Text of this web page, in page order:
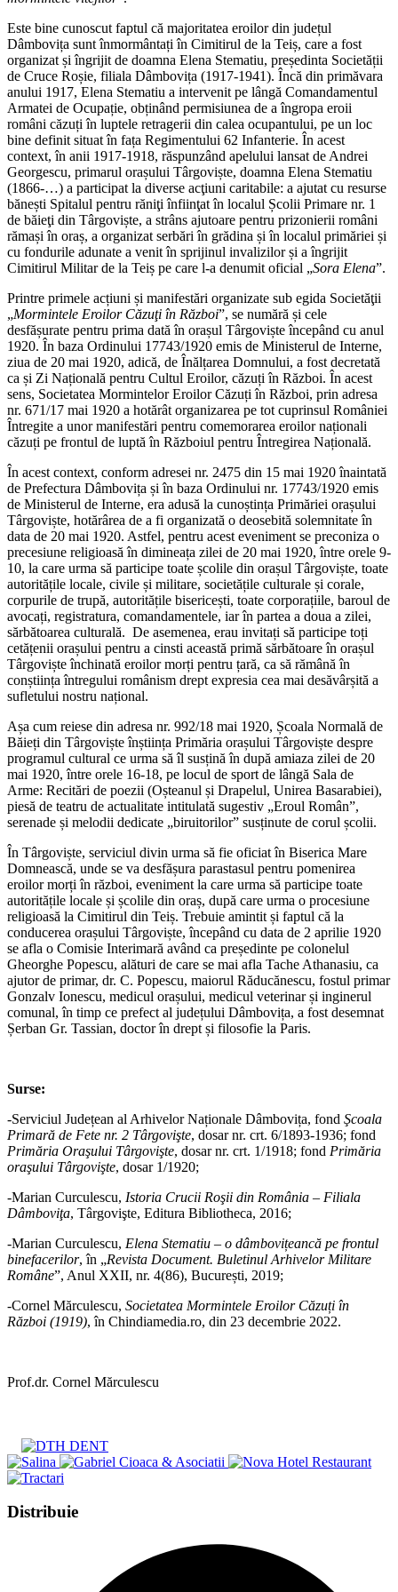
Este bine cunoscut faptul că majoritatea eroilor din județul
Dâmbovița sunt înmormântați în Cimitirul de la Teiș, care a fost
organizat și îngrijit de doamna Elena Stematiu, președinta Societății
de Cruce Roșie, filiala Dâmbovița (1917-1941). Încă din primăvara
anului 1917, Elena Stematiu a intervenit pe lângă Comandamentul
Armatei de Ocupație, obținând permisiunea de a îngropa eroii
români căzuți în luptele retragerii din calea ocupantului, pe un loc
bine definit situat în fața Regimentului 62 Infanterie. În acest
context, în anii 1917-1918, răspunzând apelului lansat de Andrei
Georgescu, primarul orașului Târgoviște, doamna Elena Stematiu
(1866-…) a participat la diverse acţiuni caritabile: a ajutat cu resurse
bănești Spitalul pentru răniţi înfiinţat în localul Școlii Primare nr. 1
de băieţi din Târgoviște, a strâns ajutoare pentru prizonierii români
rămași în oraș, a organizat serbări în grădina și în localul primăriei și
cu fondurile adunate a venit în sprijinul invalizilor și a îngrijit
Cimitirul Militar de la Teiș pe care l-a denumit oficial „Sora Elena”.
Printre primele acțiuni și manifestări organizate sub egida Societăţii
„Mormintele Eroilor Căzuţi în Război”, se numără și cele
desfășurate pentru prima dată în orașul Târgoviște începând cu anul
1920. În baza Ordinului 17743/1920 emis de Ministerul de Interne,
ziua de 20 mai 1920, adică, de Înălțarea Domnului, a fost decretată
ca și Zi Națională pentru Cultul Eroilor, căzuți în Război. În acest
sens, Societatea Mormintelor Eroilor Căzuți în Război, prin adresa
nr. 671/17 mai 1920 a hotărât organizarea pe tot cuprinsul României
Întregite a unor manifestări pentru comemorarea eroilor naționali
căzuți pe frontul de luptă în Războiul pentru Întregirea Națională.
În acest context, conform adresei nr. 2475 din 15 mai 1920 înaintată
de Prefectura Dâmbovița și în baza Ordinului nr. 17743/1920 emis
de Ministerul de Interne, era adusă la cunoștința Primăriei orașului
Târgoviște, hotărârea de a fi organizată o deosebită solemnitate în
data de 20 mai 1920. Astfel, pentru acest eveniment se preconiza o
precesiune religioasă în dimineața zilei de 20 mai 1920, între orele 9-
10, la care urma să participe toate școlile din orașul Târgoviște, toate
autoritățile locale, civile și militare, societățile culturale și corale,
corpurile de trupă, autoritățile bisericești, toate corporațiile, baroul de
avocați, registratura, comandamentele, iar în partea a doua a zilei,
sărbătoarea culturală. De asemenea, erau invitați să participe toți
cetățenii orașului pentru a cinsti această primă sărbătoare în orașul
Târgoviște închinată eroilor morți pentru țară, ca să rămână în
conștiința întregului românism drept expresia cea mai desăvârșită a
sufletului nostru național.
Așa cum reiese din adresa nr. 992/18 mai 1920, Școala Normală de
Băieți din Târgoviște înștiința Primăria orașului Târgoviște despre
programul cultural ce urma să îl susțină în după amiaza zilei de 20
mai 1920, între orele 16-18, pe locul de sport de lângă Sala de
Arme: Recitări de poezii (Oșteanul și Drapelul, Unirea Basarabiei),
piesă de teatru de actualitate intitulată sugestiv „Eroul Român”,
serenade și melodii dedicate „biruitorilor” susținute de corul școlii.
În Târgoviște, serviciul divin urma să fie oficiat în Biserica Mare
Domnească, unde se va desfășura parastasul pentru pomenirea
eroilor morți în război, eveniment la care urma să participe toate
autoritățile locale și școlile din oraș, după care urma o procesiune
religioasă la Cimitirul din Teiș. Trebuie amintit și faptul că la
conducerea orașului Târgoviște, începând cu data de 2 aprilie 1920
se afla o Comisie Interimară având ca președinte pe colonelul
Gheorghe Popescu, alături de care se mai afla Tache Athanasiu, ca
ajutor de primar, dr. C. Popescu, maiorul Răducănescu, fostul primar
Gonzalv Ionescu, medicul orașului, medicul veterinar și inginerul
comunal, în timp ce prefect al județului Dâmbovița, a fost desemnat
Șerban Gr. Tassian, doctor în drept și filosofie la Paris.
Surse:
-Serviciul Județean al Arhivelor Naționale Dâmbovița, fond Şcoala
Primară de Fete nr. 2 Târgovişte, dosar nr. crt. 6/1893-1936; fond
Primăria Oraşului Târgovişte, dosar nr. crt. 1/1918; fond Primăria
oraşului Târgovişte, dosar 1/1920;
-Marian Curculescu, Istoria Crucii Roşii din România – Filiala
Dâmboviţa, Târgovişte, Editura Bibliotheca, 2016;
-Marian Curculescu, Elena Stematiu – o dâmbovițeancă pe frontul
binefacerilor, în „Revista Document. Buletinul Arhivelor Militare
Române”, Anul XXII, nr. 4(86), București, 2019;
-Cornel Mărculescu, Societatea Mormintele Eroilor Căzuți în
Război (1919), în Chindiamedia.ro, din 23 decembrie 2022.
Prof.dr. Cornel Mărculescu
DistribuieShare